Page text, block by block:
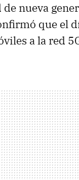
nueva
que el
a la red